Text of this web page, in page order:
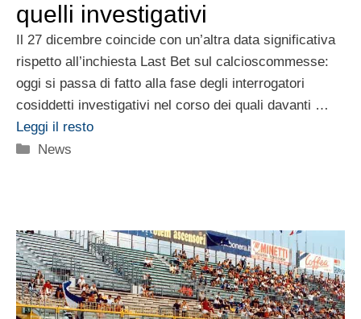
quelli investigativi
Il 27 dicembre coincide con un’altra data significativa
rispetto all’inchiesta Last Bet sul calcioscommesse:
oggi si passa di fatto alla fase degli interrogatori
cosiddetti investigativi nel corso dei quali davanti …
Leggi il resto
Categorie
News